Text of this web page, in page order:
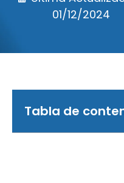
01/12/2024
Tabla de